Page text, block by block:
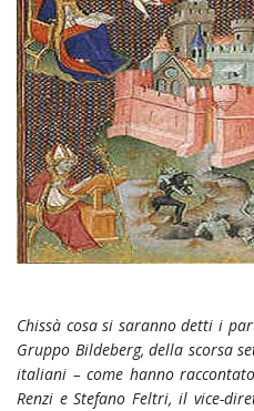
Chissà cosa si saranno detti i
Gruppo Bildeberg, della scorsa
italiani – come hanno
Renzi e Stefano Feltri, il vice-